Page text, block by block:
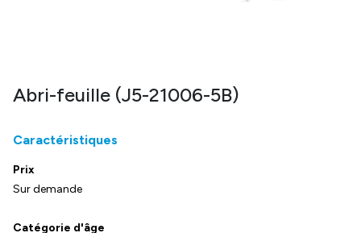
Abri-feuille (J5-21006-5B)
Caractéristiques
Prix
Sur demande
Catégorie d'âge